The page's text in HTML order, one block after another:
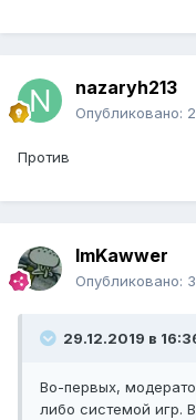
nazaryh213
Опубликовано:
Против
ImKawwer
Опубликовано:
29.12.2019 в
Во-первых,
либо системой игр.